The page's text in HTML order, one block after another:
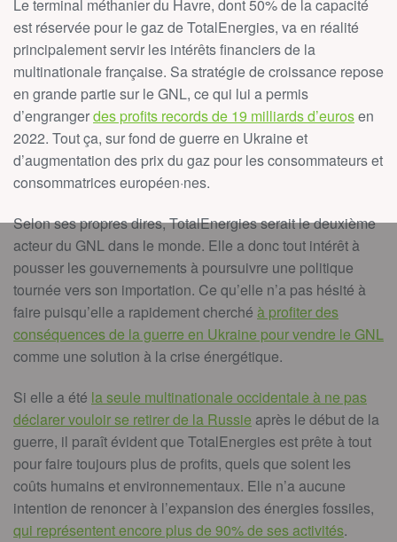
Le terminal méthanier du Havre, dont 50% de la capacité
est réservée pour le gaz de TotalEnergies, va en réalité
principalement servir les intérêts financiers de la
multinationale française. Sa stratégie de croissance repose
en grande partie sur le GNL, ce qui lui a permis
d’engrangerdes profits records de 19 milliards d’eurosen
2022. Tout ça, sur fond de guerre en Ukraine et
d’augmentation des prix du gaz pour les consommateurs et
consommatrices européen·nes.
Selon ses propres dires, TotalEnergies serait le deuxième
acteur du GNL dans le monde. Elle a donc tout intérêt à
pousser les gouvernements à poursuivre une politique
tournée vers son importation. Ce qu’elle n’a pas hésité à
faire puisqu’elle a rapidement cherché à profiter des
conséquences de la guerre en Ukraine pour vendre le GNL
comme une solution à la crise énergétique.
Si elle a été la seule multinationale occidentale à ne pas
déclarer vouloir se retirer de la Russie après le début de la
guerre, il paraît évident que TotalEnergies est prête à tout
pour faire toujours plus de profits, quels que soient les
coûts humains et environnementaux. Elle n’a aucune
intention de renoncer à l’expansion des énergies fossiles,
qui représentent encore plus de 90% de ses activités.